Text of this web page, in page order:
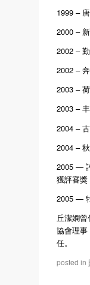
1999 –
2000 –
2002 –
2002 –
2003 –
2003 –
2004 –
2004 –
2005 —
獲評審獎
2005 —
丘潔嫻
協會理事
任。
posted in